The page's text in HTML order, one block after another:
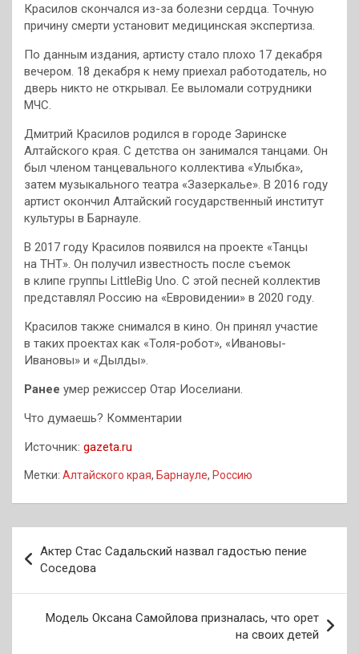
Красилов скончался из-за болезни сердца. Точную
причину смерти установит медицинская экспертиза.
По данным издания, артисту стало плохо 17 декабря
вечером. 18 декабря к нему приехал работодатель, но
дверь никто не открывал. Ее выломали сотрудники
МЧС.
Дмитрий Красилов родился в городе Заринске
Алтайского края. С детства он занимался танцами. Он
был членом танцевального коллектива «Улыбка»,
затем музыкального театра «Зазеркалье». В 2016 году
артист окончил Алтайский государственный институт
культуры в Барнауле.
В 2017 году Красилов появился на проекте «Танцы
на ТНТ». Он получил известность после съемок
в клипе группы LittleBig Uno. С этой песней коллектив
представлял Россию на «Евровидении» в 2020 году.
Красилов также снимался в кино. Он принял участие
в таких проектах как «Толя-робот», «Ивановы-
Ивановы» и «Дылды».
Ранее умер режиссер Отар Иоселиани.
Что думаешь? Комментарии
Источник: gazeta.ru
Метки: Алтайского края, Барнауле, Россию
по
записям
Актер Стас Садальский назвал гадостью пение
Соседова
Модель Оксана Самойлова призналась, что орет
на своих детей